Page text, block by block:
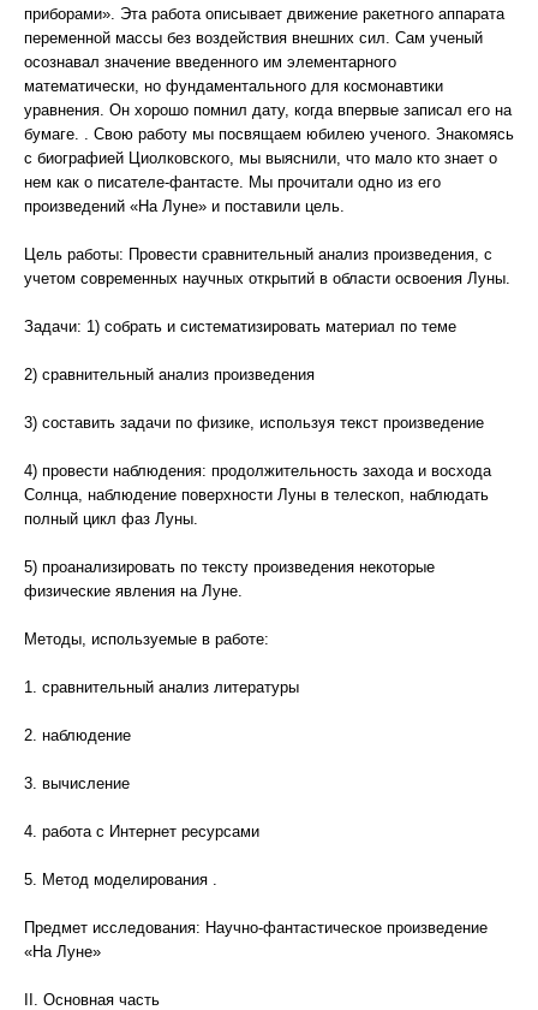
приборами». Эта работа описывает движение ракетного аппарата
переменной массы без воздействия внешних сил. Сам ученый
осознавал значение введенного им элементарного
математически, но фундаментального для космонавтики
уравнения. Он хорошо помнил дату, когда впервые записал его на
бумаге. . Свою работу мы посвящаем юбилею ученого. Знакомясь
с биографией Циолковского, мы выяснили, что мало кто знает о
нем как о писателе-фантасте. Мы прочитали одно из его
произведений «На Луне» и поставили цель.
Цель работы: Провести сравнительный анализ произведения, с
учетом современных научных открытий в области освоения Луны.
Задачи: 1) собрать и систематизировать материал по теме
2) сравнительный анализ произведения
3) составить задачи по физике, используя текст произведение
4) провести наблюдения: продолжительность захода и восхода
Солнца, наблюдение поверхности Луны в телескоп, наблюдать
полный цикл фаз Луны.
5) проанализировать по тексту произведения некоторые
физические явления на Луне.
Методы, используемые в работе:
1. сравнительный анализ литературы
2. наблюдение
3. вычисление
4. работа с Интернет ресурсами
5. Метод моделирования .
Предмет исследования: Научно-фантастическое произведение
«На Луне»
II. Основная часть